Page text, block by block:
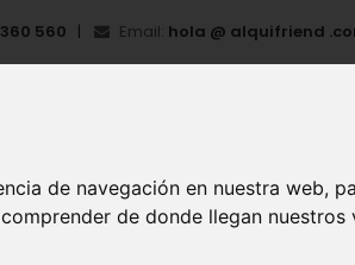
de navegación en nuestra web,
de donde llegan
560 Email: hola @ alquifriend